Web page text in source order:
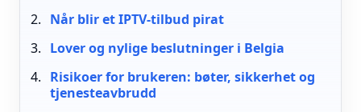
Når blir et IPTV-tilbud pirat
Lover og nylige beslutninger i Belgia
Risikoer for brukeren: bøter, sikkerhet og
tjenesteavbrudd